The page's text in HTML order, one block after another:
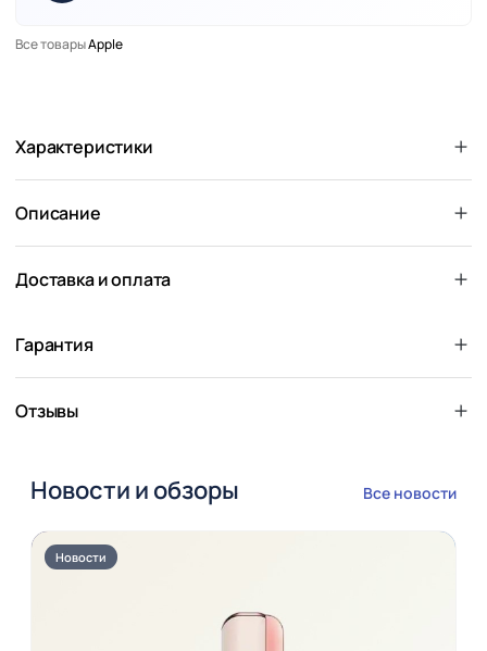
Все товарыApple
Характеристики
Описание
Доставка и оплата
Гарантия
Отзывы
Новости и обзоры Все новости
Новости